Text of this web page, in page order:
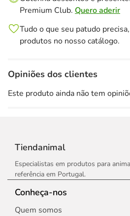
Premium Club. Quero aderir
Tudo o que seu patudo
produtos no nosso catálogo.
Opiniões dos clientes
Este produto ainda não tem
Tiendanimal
Especialistas em produtos para
referência em Portugal.
Conheça-nos
Quem somos